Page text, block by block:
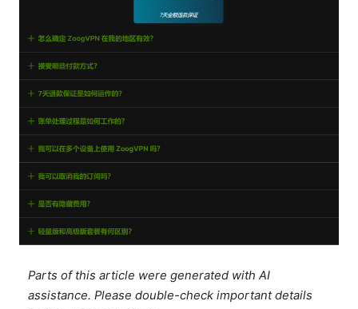
Parts of this article were generated with AI
assistance. Please double-check important details